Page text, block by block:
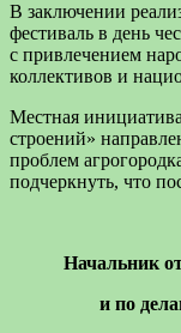
В заключении
фестиваль в день
с привлечением
коллективов и
Местная
строений»
проблем
подчеркнуть, что
Начальник
и по